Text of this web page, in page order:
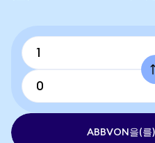
ABBVON을(를